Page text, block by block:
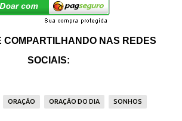
COMPARTILHANDO NAS REDES
SOCIAIS:
ORAÇÃO ORAÇÃO DO DIA SONHOS